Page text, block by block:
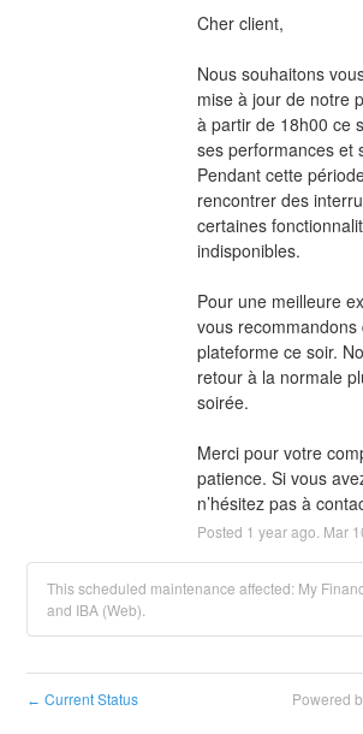
Cher client,
Nous souhaitons
mise à jour de notre
à partir de 18h00 ce
ses performances et
Pendant cette
rencontrer des
certaines
indisponibles.
Pour une meilleure
vous
plateforme ce soir.
retour à la normale
soirée.
Merci pour votre
patience. Si vous
n’hésitez pas à
Posted 1 year ago. Mar
This scheduled maintenance affected: My
and IBA (Web).
← Current Status Powered